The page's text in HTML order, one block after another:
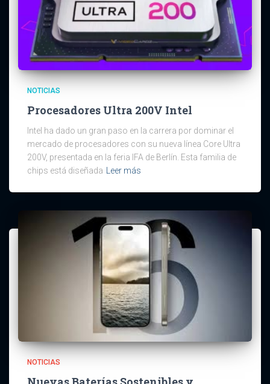
NOTICIAS
Procesadores Ultra 200V Intel
Intel ha dado un gran paso en la carrera por dominar el
mercado de procesadores con su nueva línea Core Ultra
200V, presentada en la feria IFA de Berlín. Esta familia de
chips está diseñada
Leer más
NOTICIAS